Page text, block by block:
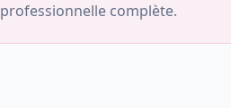
professionnelle complète.